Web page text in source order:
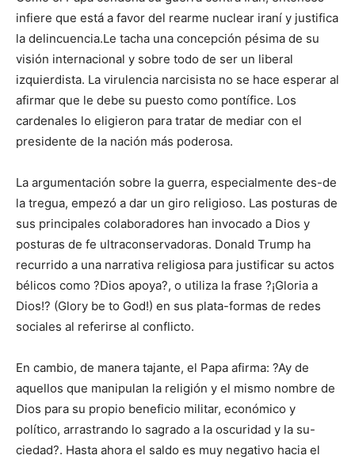
infiere que está a favor del rearme nuclear iraní y justifica
la delincuencia.Le tacha una concepción pésima de su
visión internacional y sobre todo de ser un liberal
izquierdista. La virulencia narcisista no se hace esperar al
afirmar que le debe su puesto como pontífice. Los
cardenales lo eligieron para tratar de mediar con el
presidente de la nación más poderosa.
La argumentación sobre la guerra, especialmente des-de
la tregua, empezó a dar un giro religioso. Las posturas de
sus principales colaboradores han invocado a Dios y
posturas de fe ultraconservadoras. Donald Trump ha
recurrido a una narrativa religiosa para justificar su actos
bélicos como ?Dios apoya?, o utiliza la frase ?¡Gloria a
Dios!? (Glory be to God!) en sus plata-formas de redes
sociales al referirse al conflicto.
En cambio, de manera tajante, el Papa afirma: ?Ay de
aquellos que manipulan la religión y el mismo nombre de
Dios para su propio beneficio militar, económico y
político, arrastrando lo sagrado a la oscuridad y la su-
ciedad?. Hasta ahora el saldo es muy negativo hacia el